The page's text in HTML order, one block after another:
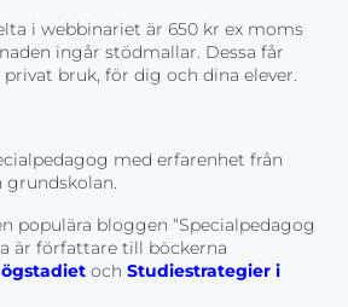
i webbinariet är 650 kr ex moms
ingår stödmallar. Dessa får
bruk, för dig och dina elever.
med erfarenhet från
grundskolan.
populära bloggen “Specialpedagog
är författare till böckerna
och Studiestrategier i